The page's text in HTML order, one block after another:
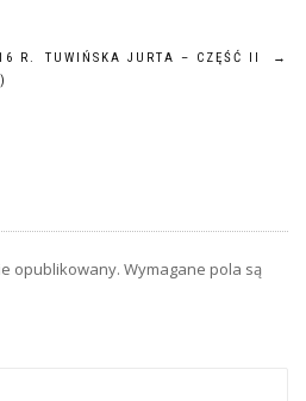
R.
TUWIŃSKA JURTA – CZĘŚĆ II →
opublikowany. Wymagane pola są